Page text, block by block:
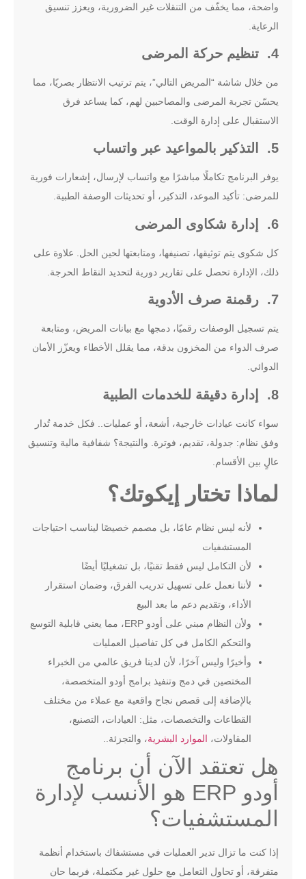
واضحة، مما يخفّف من التنقلات غير الضرورية، ويعزز تنسيق
الرعاية.
4. تنظيم حركة المرضى
من خلال شاشة “المريض التالي”، يتم ترتيب الانتظار بصريًا، مما
يحسّن تجربة المرضى والمصاحبين لهم، كما يساعد فرق
الاستقبال على إدارة الوقت.
5. التذكير بالمواعيد عبر واتساب
يوفر البرنامج تكاملًا مباشرًا مع واتساب لإرسال، إشعارات فورية
للمرضى: تأكيد الموعد، التذكير، أو تحديثات الوصفة الطبية.
6. إدارة شكاوى المرضى
كل شكوى يتم توثيقها، تصنيفها، ومتابعتها لحين الحل. علاوة على
ذلك، الإدارة تحصل على تقارير دورية لتحديد النقاط الحرجة.
7. رقمنة صرف الأدوية
يتم تسجيل الوصفات رقميًا، دمجها مع بيانات المريض، ومتابعة
صرف الدواء من المخزون بدقة، مما يقلل الأخطاء ويعزّز الأمان
الدوائي.
8. إدارة دقيقة للخدمات الطبية
سواء كانت عيادات خارجية، أشعة، أو عمليات.. فكل خدمة تُدار
وفق نظام: جدولة، تقديم، فوترة. والنتيجة؟ شفافية مالية وتنسيق
عالٍ بين الأقسام.
لماذا تختار إيكوتك؟
لأنه ليس نظام عامًا، بل مصمم خصيصًا ليناسب احتياجات
المستشفيات
لأن التكامل ليس فقط تقنيًا، بل تشغيليًا أيضًا
لأننا نعمل على تسهيل تدريب الفرق، وضمان استقرار
الأداء، وتقديم دعم ما بعد البيع
ولأن النظام مبني على أودو ERP، مما يعني قابلية التوسع
والتحكم الكامل في كل تفاصيل العمليات
وأخيرًا وليس آخرًا، لأن لدينا فريق عالمي من الخبراء
المختصين في دمج وتنفيذ برامج أودو المتخصصة،
بالإضافة إلى قصص نجاح واقعية مع عملاء من مختلف
القطاعات والتخصصات، مثل: العيادات، التصنيع،
المقاولات، الموارد البشرية، والتجزئة..
هل تعتقد الآن أن برنامج
أودو ERP هو الأنسب لإدارة
المستشفيات؟
إذا كنت ما تزال تدير العمليات في مستشفاك باستخدام أنظمة
متفرقة، أو تحاول التعامل مع حلول غير مكتملة، فربما حان